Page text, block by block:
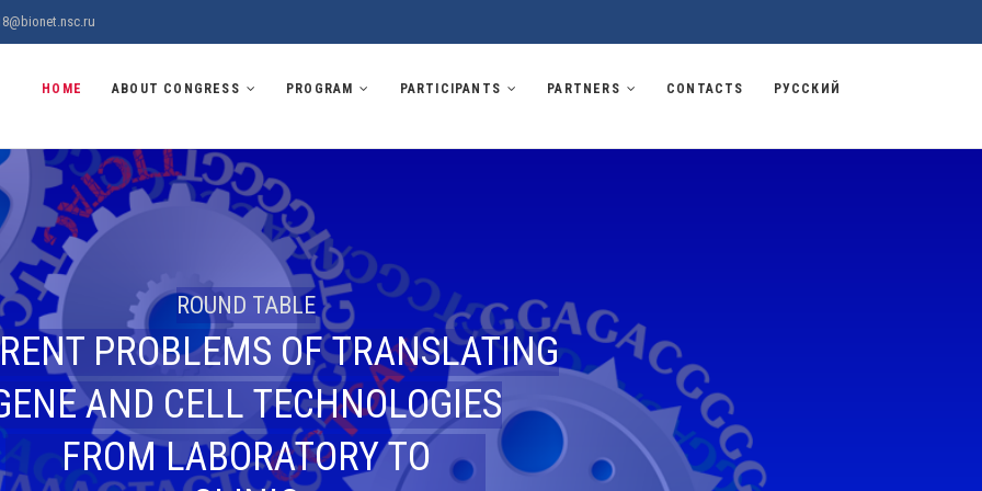
HOME ABOUT CONGRESS PROGRAM PARTICIPANTS PARTNERS CONTACTS РУССКИЙ
ROUND TABLE
PROBLEMS OF TRANSLATING
AND CELL TECHNOLOGIES
FROM LABORATORY TO